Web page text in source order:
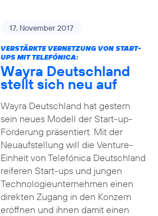
17. November 2017
VERSTÄRKTE VERNETZUNG VON START-
UPS MIT TELEFÓNICA:
Wayra Deutschland
stellt sich neu auf
Wayra Deutschland hat gestern
sein neues Modell der Start-up-
Förderung präsentiert. Mit der
Neuaufstellung will die Venture-
Einheit von Telefónica Deutschland
reiferen Start-ups und jungen
Technologieunternehmen einen
direkten Zugang in den Konzern
eröffnen und ihnen damit einen